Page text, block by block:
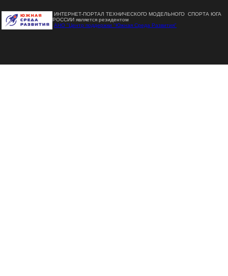
ИНТЕРНЕТ-ПОРТАЛ ТЕХНИЧЕСКОГО МОДЕЛЬНОГО СПОРТА ЮГА
РОССИИ является резидентом
АНО "Центр поддержки "Южная Среда Развития"